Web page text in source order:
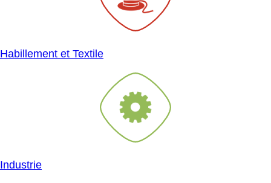
Habillement et Textile
Industrie